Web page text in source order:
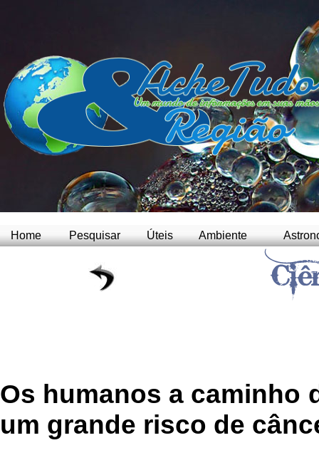
Home Pesquisar Úteis Ambiente
Os humanos a caminho
um grande risco de